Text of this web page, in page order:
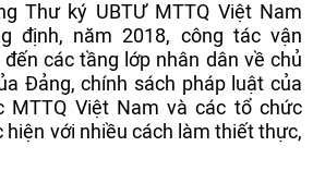
Thư ký UBTƯ MTTQ Việt Nam
định, năm 2018, công tác vận
các tầng lớp nhân dân về chủ
Đảng, chính sách pháp luật của
MTTQ Việt Nam và các tổ chức
hiện với nhiều cách làm thiết thực,